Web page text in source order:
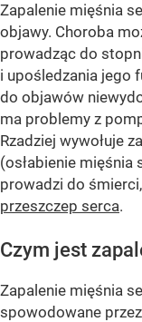
Zapalenie mięśnia
objawy. Choroba
prowadząc do
i upośledzania jego
do objawów
ma problemy z
Rzadziej wywołuje
(osłabienie mięśnia
prowadzi do
przeszczep serca.
Czym jest
Zapalenie mięśnia
spowodowane